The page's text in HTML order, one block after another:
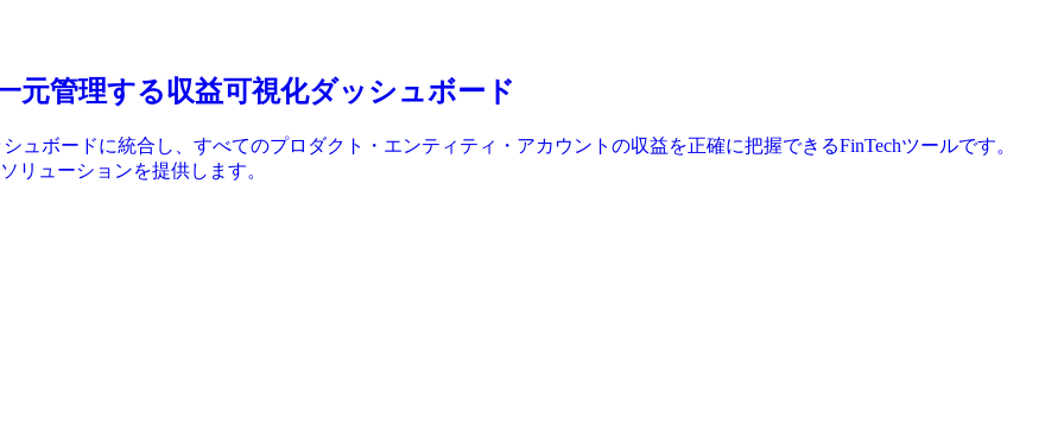
元管理する収益可視化ダッシュボード
ュボードに統合し、すべてのプロダクト・エンティティ・アカウントの収益を正確に把握できるFinTechツールです。
リューションを提供します。